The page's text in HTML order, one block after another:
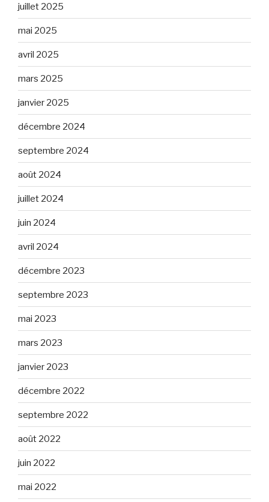
juillet 2025
mai 2025
avril 2025
mars 2025
janvier 2025
décembre 2024
septembre 2024
août 2024
juillet 2024
juin 2024
avril 2024
décembre 2023
septembre 2023
mai 2023
mars 2023
janvier 2023
décembre 2022
septembre 2022
août 2022
juin 2022
mai 2022